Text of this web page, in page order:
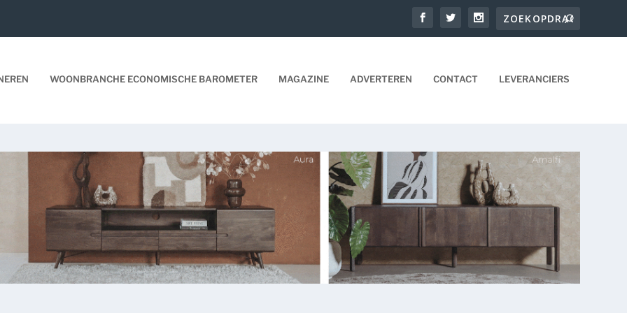
WOONBRANCHE ECONOMISCHE BAROMETER MAGAZINE ADVERTEREN CONTACT LEVERANCIERS